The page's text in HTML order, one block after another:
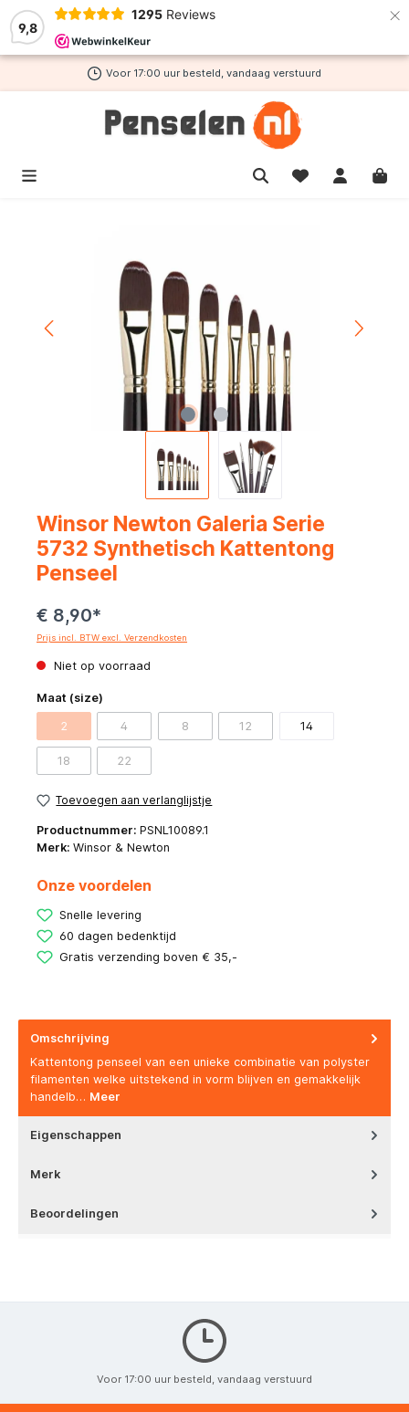
9,8
1295 Reviews ×
hoofdinhoud
Voor 17:00 uur besteld, vandaag verstuurd
Winsor Newton Galeria Serie
5732 Synthetisch Kattentong
Penseel
€ 8,90*
Prijs incl. BTW excl. Verzendkosten
Niet op voorraad
Maat (size)
2 4 8 12 14
18 22
Toevoegen aan verlanglijstje
Productnummer: PSNL10089.1
Merk: Winsor & Newton
Onze voordelen
Snelle levering
60 dagen bedenktijd
Gratis verzending boven € 35,-
Omschrijving
Kattentong penseel van een unieke combinatie van polyster
filamenten welke uitstekend in vorm blijven en gemakkelijk
handelb… Meer
Eigenschappen
Merk
Beoordelingen
Voor 17:00 uur besteld, vandaag verstuurd